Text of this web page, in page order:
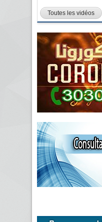
Toutes les vidéos